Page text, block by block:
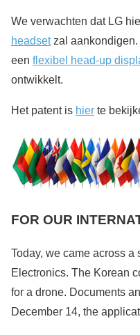
We verwachten dat LG
headsetzal aankondigen.
een flexibel head-up
ontwikkelt.
Het patent is hier te
FOR OUR
Today, we came across a
Electronics. The Korean
for a drone. Documents
December 14, the